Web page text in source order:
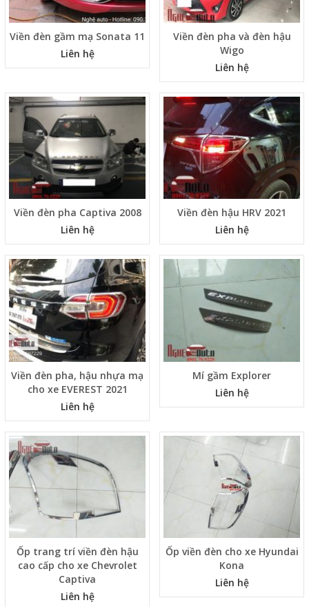
Viền đèn gầm mạ Sonata 11
Liên hệ
Viền đèn pha và đèn hậu
Wigo
Liên hệ
Viền đèn pha Captiva 2008
Liên hệ
Viền đèn hậu HRV 2021
Liên hệ
Viền đèn pha, hậu nhựa mạ
cho xe EVEREST 2021
Liên hệ
Mí gầm Explorer
Liên hệ
Ốp trang trí viền đèn hậu
cao cấp cho xe Chevrolet
Captiva
Liên hệ
Ốp viền đèn cho xe Hyundai
Kona
Liên hệ